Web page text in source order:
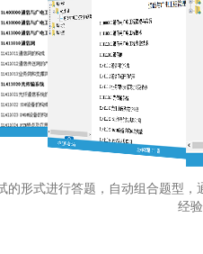
的形式进行答题，自动组合题型
经